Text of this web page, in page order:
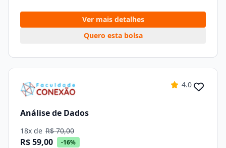
Ver mais detalhes
Quero esta bolsa
4.0
Análise de Dados
18x de R$ 70,00
R$ 59,00 -16%